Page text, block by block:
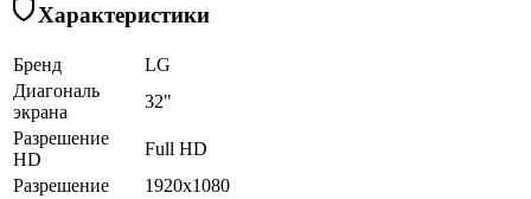
Характеристики
Бренд
LG
Диагональ
экрана
32"
Разрешение
HD
Full HD
Разрешение
1920x1080